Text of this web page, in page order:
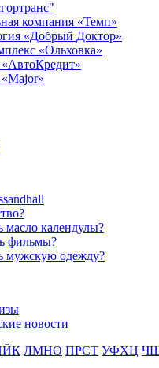
компания «Темп»
«Добрый Доктор»
«Ольховка»
масло календулы?
фильмы?
мужскую одежду?
новости
ЛМНО ПРСТ УФХЦ